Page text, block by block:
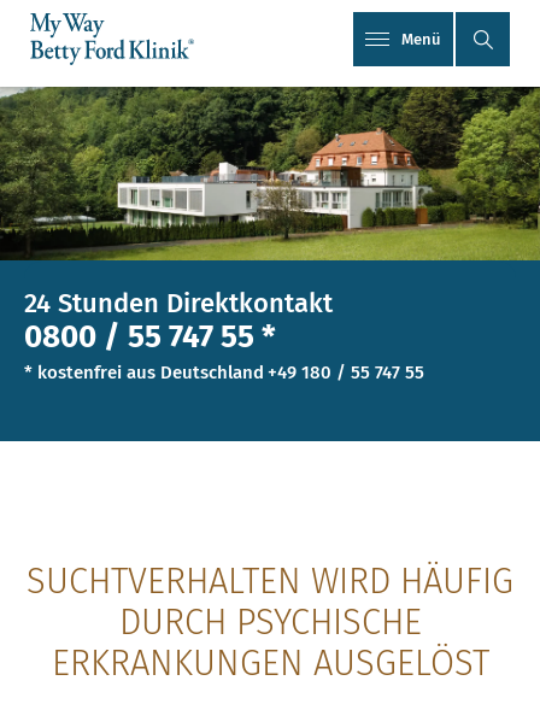
Menü
24 Stunden Direktkontakt
0800 / 55 747 55 *
* kostenfrei aus Deutschland +49 180 / 55 747 55
SUCHTVERHALTEN WIRD HÄUFIG
DURCH PSYCHISCHE
ERKRANKUNGEN AUSGELÖST